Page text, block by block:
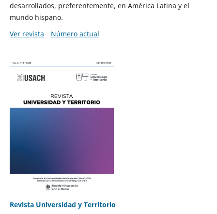
desarrollados, preferentemente, en América Latina y el
mundo hispano.
Ver revista
Número actual
Revista Universidad y Territorio